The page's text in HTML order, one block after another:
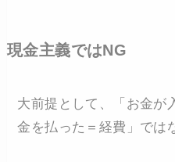
現金主義ではNG
大前提として、「お金が
金を払った＝経費」では